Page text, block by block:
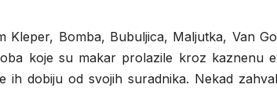
Kleper, Bomba, Bubuljica, Maljutka, Van
koje su makar prolazile kroz kaznenu
ih dobiju od svojih suradnika. Nekad